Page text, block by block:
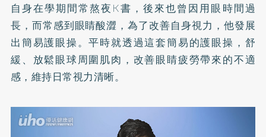
自身在學期間常熬夜K書，後來也曾因用眼時間過
長，而常感到眼睛酸澀，為了改善自身視力，他發展
出簡易護眼操。平時就透過這套簡易的護眼操，舒
緩、放鬆眼球周圍肌肉，改善眼睛疲勞帶來的不適
感，維持日常視力清晰。